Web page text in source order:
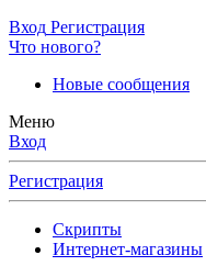
Вход Регистрация
Что нового?
Новые сообщения
Меню
Вход
Регистрация
Скрипты
Интернет-магазины